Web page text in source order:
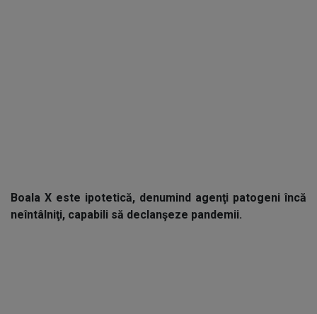
Boala X este ipotetică, denumind agenţi patogeni încă
neîntâlniţi, capabili să declanşeze pandemii.